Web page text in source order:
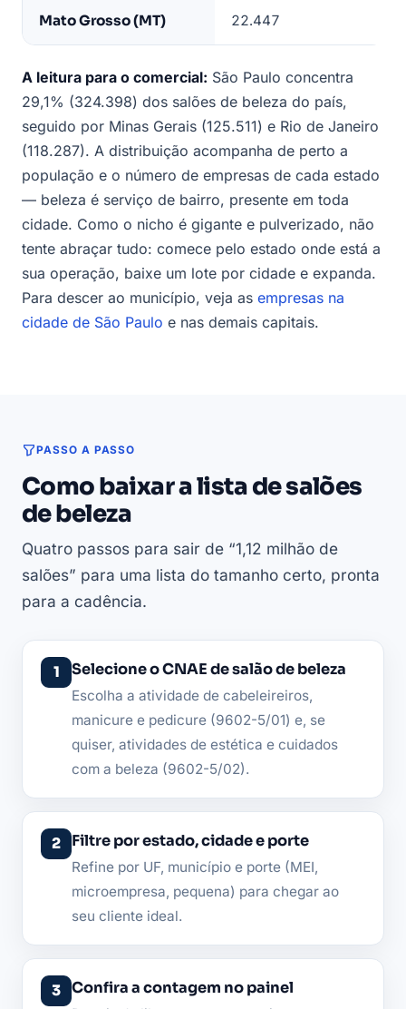
Mato Grosso (MT) 22.447
A leitura para o comercial: São Paulo concentra
29,1% (324.398) dos salões de beleza do país,
seguido por Minas Gerais (125.511) e Rio de Janeiro
(118.287). A distribuição acompanha de perto a
população e o número de empresas de cada estado
— beleza é serviço de bairro, presente em toda
cidade. Como o nicho é gigante e pulverizado, não
tente abraçar tudo: comece pelo estado onde está a
sua operação, baixe um lote por cidade e expanda.
Para descer ao município, veja as empresas na
cidade de São Paulo e nas demais capitais.
PASSO A PASSO
Como baixar a lista de salões
de beleza
Quatro passos para sair de “1,12 milhão de
salões” para uma lista do tamanho certo, pronta
para a cadência.
Selecione o CNAE de salão de beleza
Escolha a atividade de cabeleireiros,
manicure e pedicure (9602-5/01) e, se
quiser, atividades de estética e cuidados
com a beleza (9602-5/02).
Filtre por estado, cidade e porte
Refine por UF, município e porte (MEI,
microempresa, pequena) para chegar ao
seu cliente ideal.
Confira a contagem no painel